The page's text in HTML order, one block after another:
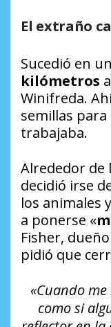
El extraño
Sucedió en
kilómetros
Winifreda.
semillas
trabajaba.
Alrededor de
decidió irse
los animales
a ponerse «
Fisher,
pidió que
«Cuando
como si